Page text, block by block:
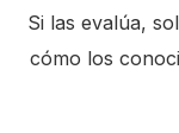
Si las evalúa,
cómo los